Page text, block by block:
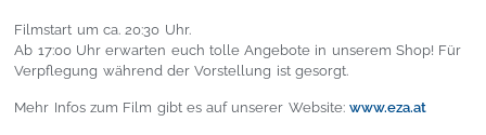
Filmstart um ca. 20:30 Uhr.
Ab 17:00 Uhr erwarten euch tolle Angebote in unserem Shop! Für
Verpflegung während der Vorstellung ist gesorgt.
Mehr Infos zum Film gibt es auf unserer Website: www.eza.at